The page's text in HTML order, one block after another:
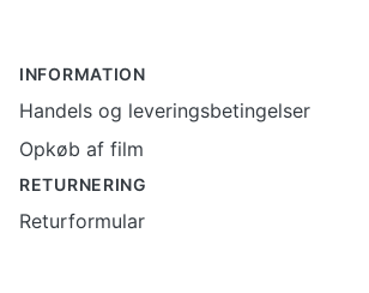
INFORMATION
Handels og leveringsbetingelser
Opkøb af film
RETURNERING
Returformular